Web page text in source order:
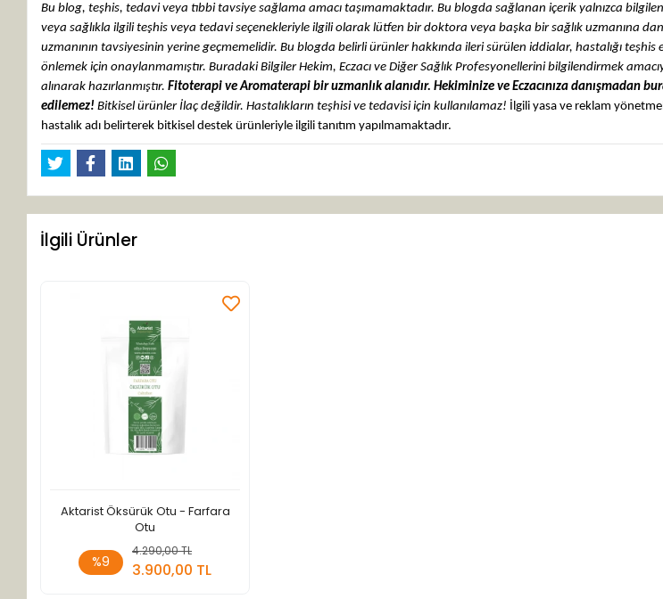
Bu blog, teşhis, tedavi veya tıbbi tavsiye sağlama amacı taşımamaktadır. Bu blogda sağlanan içerik yalnızca
veya sağlıkla ilgili teşhis veya tedavi seçenekleriyle ilgili olarak lütfen bir doktora veya başka bir sağlık uzmanına
uzmanının tavsiyesinin yerine geçmemelidir. Bu blogda belirli ürünler hakkında ileri sürülen iddialar, hastalığı
önlemek için onaylanmamıştır.Buradaki Bilgiler Hekim, Eczacı ve Diğer Sağlık Profesyonellerini bilgilendirmek
alınarak hazırlanmıştır.Fitoterapi ve Aromaterapi bir uzmanlık alanıdır. Hekiminize ve Eczacınıza danışmadan
edilemez! Bitkisel ürünler İlaç değildir. Hastalıkların teşhisi ve tedavisi için kullanılamaz! İlgili yasa ve reklam
hastalık adı belirterek bitkisel destek ürünleriyle ilgili tanıtım yapılmamaktadır.
İlgili Ürünler
Aktarist Öksürük Otu - Farfara
Otu
%9
4.290,00 TL
3.900,00 TL
Sepete Ekle